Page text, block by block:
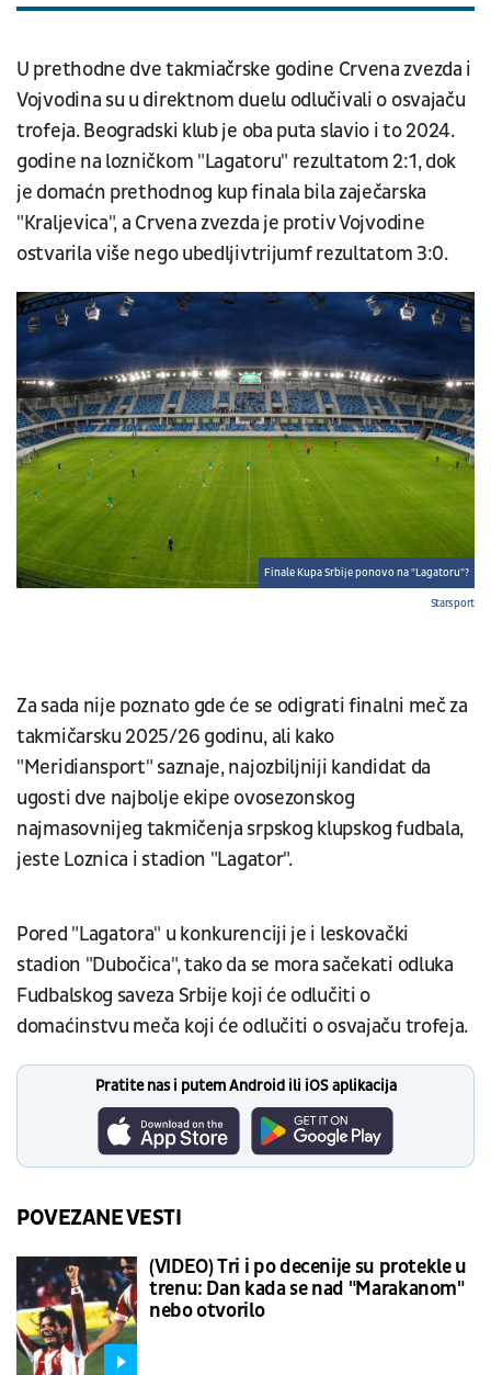
U prethodne dve takmiačrske godine Crvena zvezda i
Vojvodina su u direktnom duelu odlučivali o osvajaču
trofeja. Beogradski klub je oba puta slavio i to 2024.
godine na lozničkom "Lagatoru" rezultatom 2:1, dok
je domaćn prethodnog kup finala bila zaječarska
"Kraljevica", a Crvena zvezda je protiv Vojvodine
ostvarila više nego ubedljivtrijumf rezultatom 3:0.
Starsport
Finale Kupa Srbije ponovo na "Lagatoru"?
Za sada nije poznato gde će se odigrati finalni meč za
takmičarsku 2025/26 godinu, ali kako
"Meridiansport" saznaje, najozbiljniji kandidat da
ugosti dve najbolje ekipe ovosezonskog
najmasovnijeg takmičenja srpskog klupskog fudbala,
jeste Loznica i stadion "Lagator".
Pored "Lagatora" u konkurenciji je i leskovački
stadion "Dubočica", tako da se mora sačekati odluka
Fudbalskog saveza Srbije koji će odlučiti o
domaćinstvu meča koji će odlučiti o osvajaču trofeja.
Pratite nas i putem Android ili iOS aplikacija
POVEZANE VESTI
(VIDEO) Tri i po decenije su protekle u
trenu: Dan kada se nad "Marakanom"
nebo otvorilo